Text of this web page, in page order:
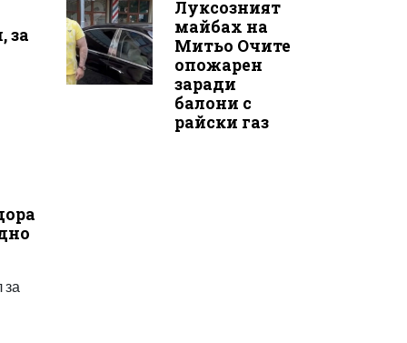
за
за
Луксозният
майбах на
Митьо Очите
опожарен
заради
балони с
райски газ